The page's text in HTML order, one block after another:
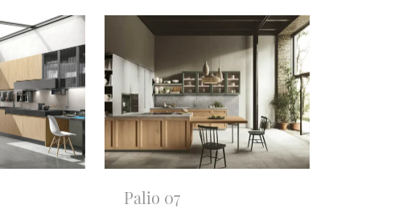
Palio 07